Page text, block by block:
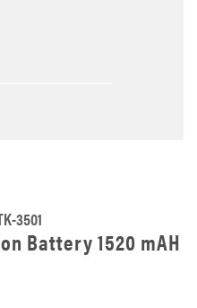
3501
Battery 1520 mAH